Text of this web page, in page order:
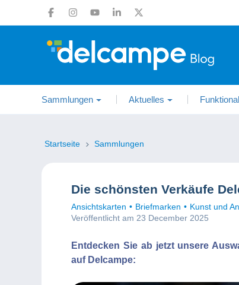
Sammlungen Aktuelles
Startseite Sammlungen
Die schönsten Verkäufe
Ansichtskarten Briefmarken Kunst und
Veröffentlicht am 23 December 2025
Entdecken Sie ab jetzt unsere
auf Delcampe: